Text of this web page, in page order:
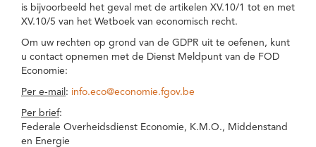
is bijvoorbeeld het geval met de artikelen XV.10/1 tot en met
XV.10/5 van het Wetboek van economisch recht.
Om uw rechten op grond van de GDPR uit te oefenen, kunt
u contact opnemen met de Dienst Meldpunt van de FOD
Economie:
Per e-mail : info.eco@economie.fgov.be
Per brief:
Federale Overheidsdienst Economie, K.M.O., Middenstand
en Energie